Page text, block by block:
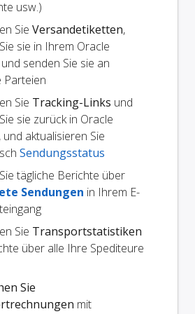
usw.)
Sie Versandetiketten,
sie in Ihrem Oracle
senden Sie sie an
Parteien
Sie Tracking-Links und
sie zurück in Oracle
und aktualisieren Sie
Sendungsstatus
tägliche Berichte über
Sendungen in Ihrem E-
Sie Transportstatistiken
über alle Ihre Spediteure
Sie
mit